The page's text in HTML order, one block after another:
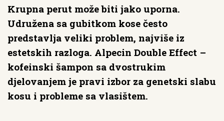
Krupna perut može biti jako uporna.
Udružena sa gubitkom kose često
predstavlja veliki problem, najviše iz
estetskih razloga. Alpecin Double Effect –
kofeinski šampon sa dvostrukim
djelovanjem je pravi izbor za genetski slabu
kosu i probleme sa vlasištem.